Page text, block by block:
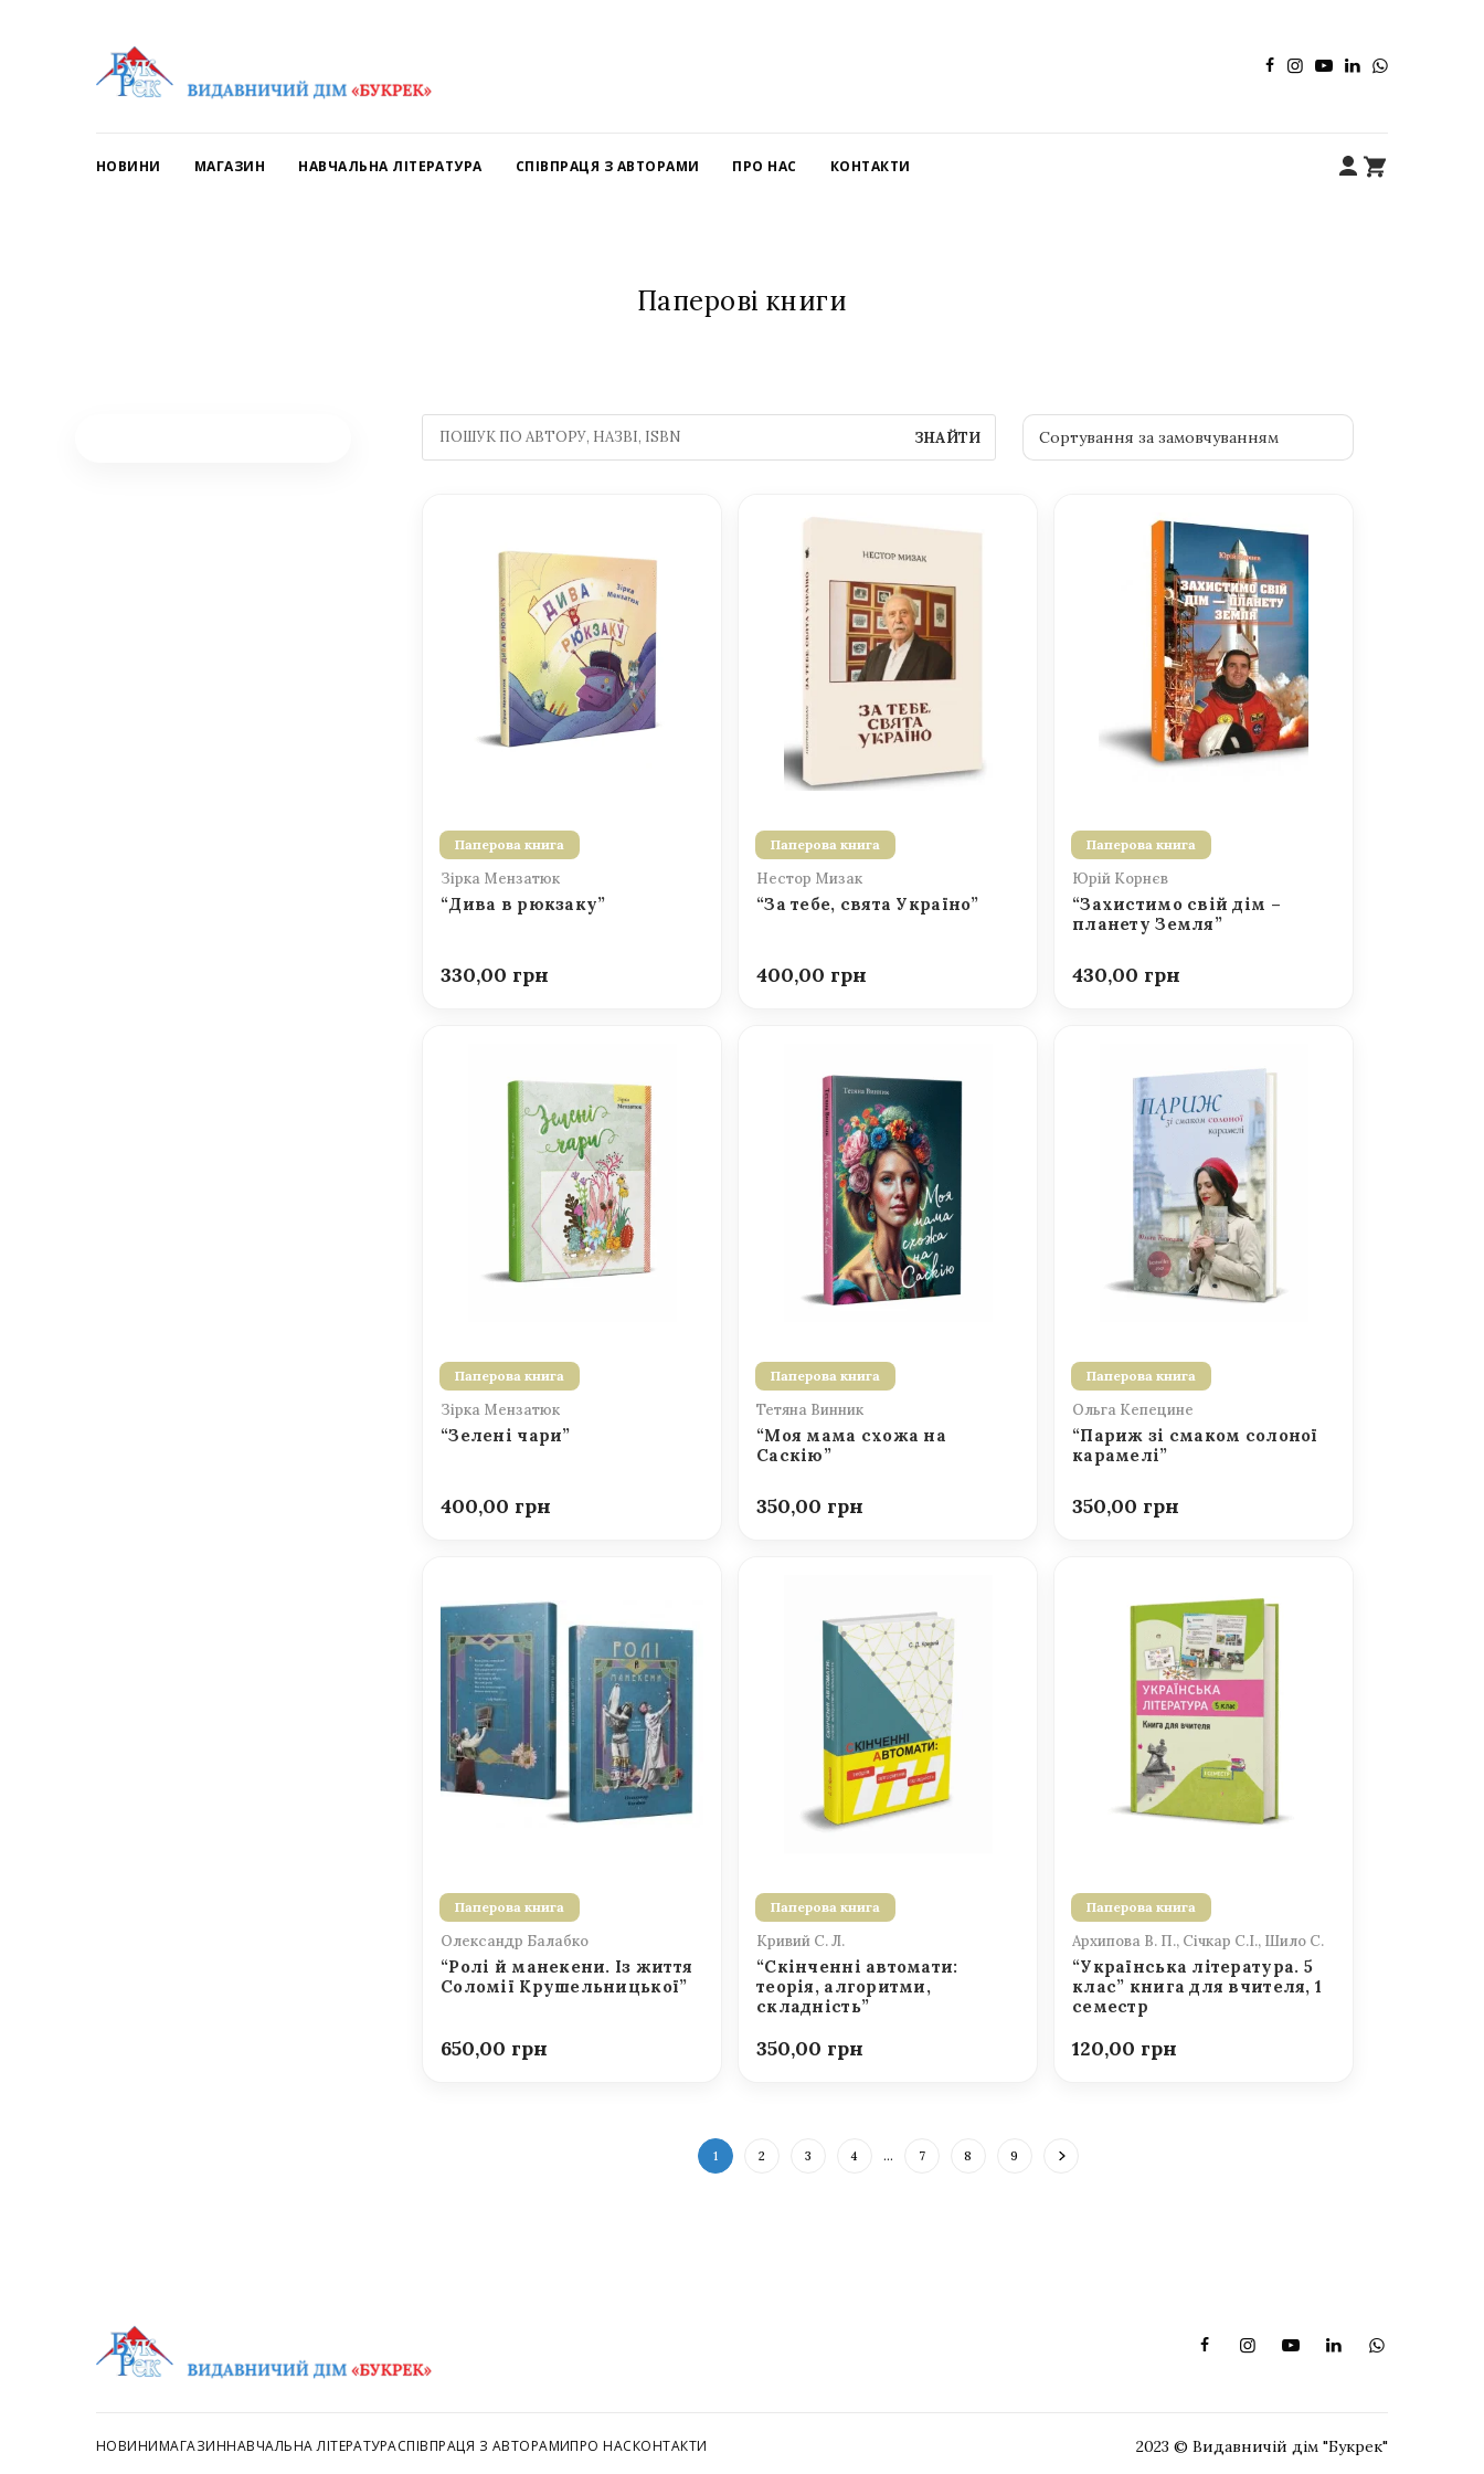
НОВИНИ МАГАЗИН НАВЧАЛЬНА ЛІТЕРАТУРА СПІВПРАЦЯ З АВТОРАМИ ПРО НАС КОНТАКТИ
Паперові книги
ЗНАЙТИ
Паперова книга
Зірка Мензатюк
“Дива в рюкзаку”
330,00
Паперова книга
Нестор Мизак
“За тебе, свята Україно”
400,00
Паперова книга
Юрій Корнєв
“Захистимо свій дім –
планету Земля”
430,00
Паперова книга
Зірка Мензатюк
“Зелені чари”
400,00
Паперова книга
Тетяна Винник
“Моя мама схожа на
Саскію”
350,00
Паперова книга
Ольга Кепецине
“Париж зі смаком солоної
карамелі”
350,00
Паперова книга
Олександр Балабко
“Ролі й манекени. Із життя
Соломії Крушельницької”
650,00
Паперова книга
Кривий С. Л.
“Скінченні автомати:
теорія, алгоритми,
складність”
350,00
Паперова книга
Архипова В. П., Січкар С.І., Шило С.
“Українська література. 5
клас” книга для вчителя, 1
семестр
120,00
1 2 3 4 … 7 8 9
НОВИНИМАГАЗИННАВЧАЛЬНА ЛІТЕРАТУРАСПІВПРАЦЯ З АВТОРАМИПРО НАСКОНТАКТИ 2023 © Видавничій дім "Букрек"